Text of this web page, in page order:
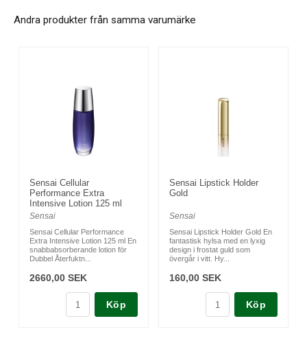
Andra produkter från samma varumärke
Sensai Cellular
Performance Extra
Intensive Lotion 125 ml
Sensai
Sensai Cellular Performance
Extra Intensive Lotion 125 ml En
snabbabsorberande lotion för
Dubbel Återfuktn...
2660,00 SEK
Köp
Sensai Lipstick Holder
Gold
Sensai
Sensai Lipstick Holder Gold En
fantastisk hylsa med en lyxig
design i frostat guld som
övergår i vitt. Hy...
160,00 SEK
Köp